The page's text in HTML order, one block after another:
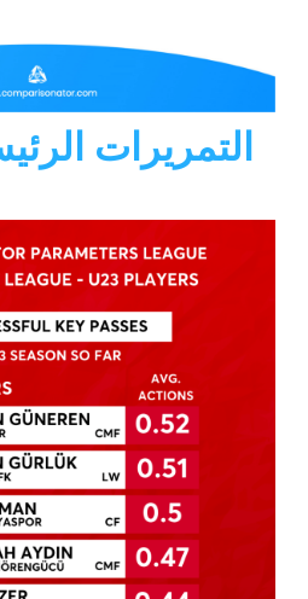
التمريرات